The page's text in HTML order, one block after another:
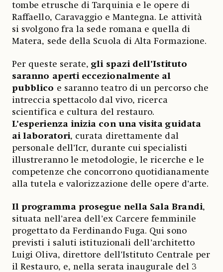
tombe etrusche di Tarquinia e le opere di
Raffaello, Caravaggio e Mantegna. Le attività
si svolgono fra la sede romana e quella di
Matera, sede della Scuola di Alta Formazione.
Per queste serate,gli spazi dell’Istituto
saranno aperti eccezionalmente al
pubblico e saranno teatro di un percorso che
intreccia spettacolo dal vivo, ricerca
scientifica e cultura del restauro.
L’esperienza inizia con una visita guidata
ai laboratori, curata direttamente dal
personale dell’Icr, durante cui specialisti
illustreranno le metodologie, le ricerche e le
competenze che concorrono quotidianamente
alla tutela e valorizzazione delle opere d’arte.
Il programma prosegue nella Sala Brandi,
situata nell’area dell’ex Carcere femminile
progettato da Ferdinando Fuga. Qui sono
previsti i saluti istituzionali dell’architetto
Luigi Oliva, direttore dell’Istituto Centrale per
il Restauro, e, nella serata inaugurale del 3